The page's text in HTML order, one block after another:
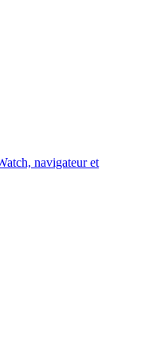
navigateur et